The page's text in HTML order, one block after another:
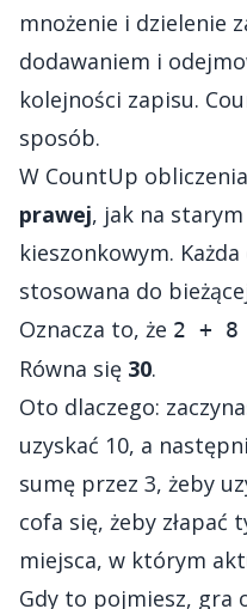
mnożenie i dzielenie
dodawaniem i
kolejności zapisu.
sposób.
W CountUp
prawej, jak na
kieszonkowym.
stosowana do
Oznacza to, że 2 + 8
Równa się 30.
Oto dlaczego:
uzyskać 10, a
sumę przez 3, żeby
cofa się, żeby
miejsca, w którym
Gdy to pojmiesz, gra